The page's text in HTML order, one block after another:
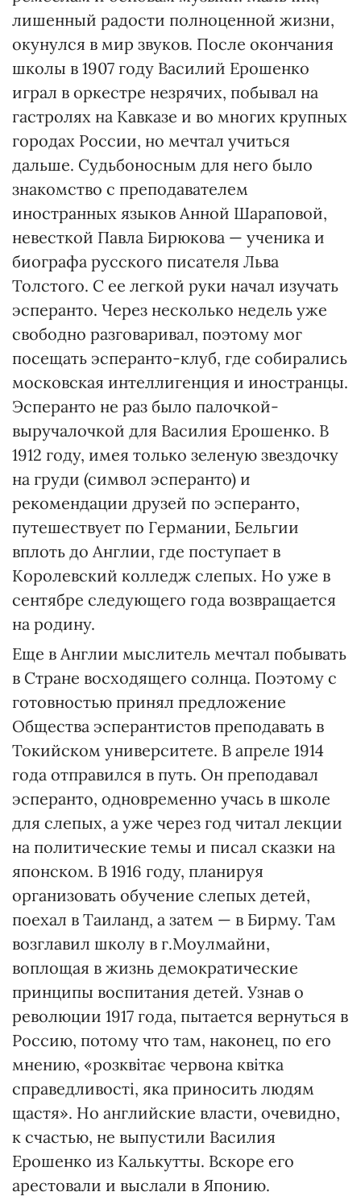
лишенный радости полноценной жизни,
окунулся в мир звуков. После окончания
школы в 1907 году Василий Ерошенко
играл в оркестре незрячих, побывал на
гастролях на Кавказе и во многих крупных
городах России, но мечтал учиться
дальше. Судьбоносным для него было
знакомство с преподавателем
иностранных языков Анной Шараповой,
невесткой Павла Бирюкова — ученика и
биографа русского писателя Льва
Толстого. С ее легкой руки начал изучать
эсперанто. Через несколько недель уже
свободно разговаривал, поэтому мог
посещать эсперанто-клуб, где собирались
московская интеллигенция и иностранцы.
Эсперанто не раз было палочкой-
выручалочкой для Василия Ерошенко. В
1912 году, имея только зеленую звездочку
на груди (символ эсперанто) и
рекомендации друзей по эсперанто,
путешествует по Германии, Бельгии
вплоть до Англии, где поступает в
Королевский колледж слепых. Но уже в
сентябре следующего года возвращается
на родину.
Еще в Англии мыслитель мечтал побывать
в Стране восходящего солнца. Поэтому с
готовностью принял предложение
Общества эсперантистов преподавать в
Токийском университете. В апреле 1914
года отправился в путь. Он преподавал
эсперанто, одновременно учась в школе
для слепых, а уже через год читал лекции
на политические темы и писал сказки на
японском. В 1916 году, планируя
организовать обучение слепых детей,
поехал в Таиланд, а затем — в Бирму. Там
возглавил школу в г.Моулмайни,
воплощая в жизнь демократические
принципы воспитания детей. Узнав о
революции 1917 года, пытается вернуться в
Россию, потому что там, наконец, по его
мнению, «розквітає червона квітка
справедливості, яка приносить людям
щастя». Но английские власти, очевидно,
к счастью, не выпустили Василия
Ерошенко из Калькутты. Вскоре его
арестовали и выслали в Японию.